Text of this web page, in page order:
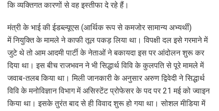
कि व्‍यक्तिगत कारणों से वह इस्‍तीफा दे रहे हैं।
मंत्री के भाई की ईडब्ल्यूएस (आर्थिक रूप से कमजोर सामान्य अभ्यर्थी)
में नियुक्ति के मामले ने काफी तूल पकड़ लिया था। विपक्षी दल इसे गरमाने में
जुटे थे तो आम आदमी पार्टी के नेताओं ने बकायदा इस पर आंदोलन शुरू कर
दिया था। इस बीच राजभवन ने भी सिद्धार्थ विवि के कुलपति से पूरे मामले में
जवाब-तलब किया था। मिली जानकारी के अनुसार अरुण द्विवेदी ने सिद्धार्थ
विवि के मनोविज्ञान विभाग में असिस्टेंट प्रोफेसर के पद पर 21 मई को ज्वाइन
किया था। इसके तुरंत बाद से ही विवाद शुरू हो गया था। सोशल मीडिया में